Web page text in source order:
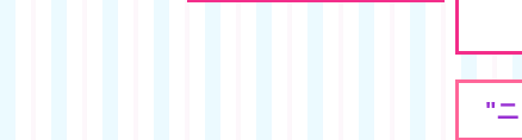
"ニ